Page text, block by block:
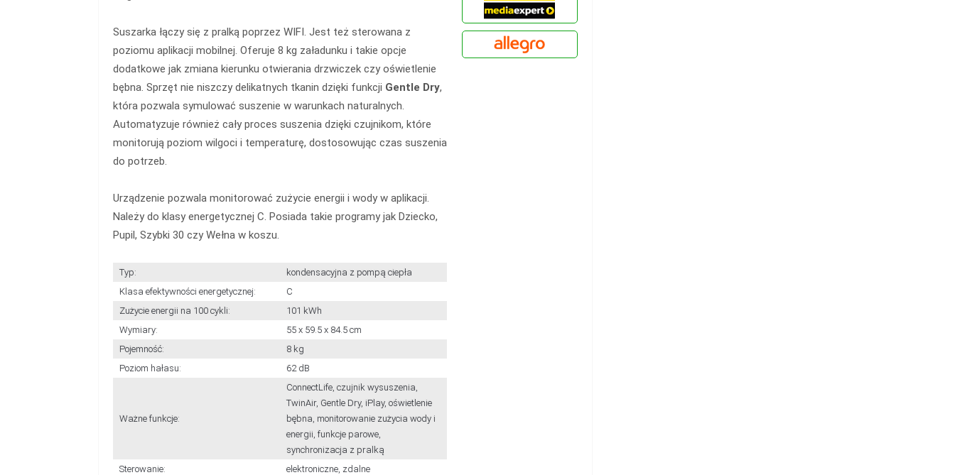
Suszarka łączy się z pralką poprzez WIFI. Jest też sterowana z
poziomu aplikacji mobilnej. Oferuje 8 kg załadunku i takie opcje
dodatkowe jak zmiana kierunku otwierania drzwiczek czy oświetlenie
bębna. Sprzęt nie niszczy delikatnych tkanin dzięki funkcji Gentle Dry,
która pozwala symulować suszenie w warunkach naturalnych.
Automatyzuje również cały proces suszenia dzięki czujnikom, które
monitorują poziom wilgoci i temperaturę, dostosowując czas suszenia
do potrzeb.
Urządzenie pozwala monitorować zużycie energii i wody w aplikacji.
Należy do klasy energetycznej C. Posiada takie programy jak Dziecko,
Pupil, Szybki 30 czy Wełna w koszu.
Typ:
kondensacyjna z pompą ciepła
Klasa efektywności energetycznej:
C
Zużycie energii na 100 cykli:
101 kWh
Wymiary:
55 x 59.5 x 84.5 cm
Pojemność:
8 kg
Poziom hałasu:
62 dB
Ważne funkcje:
ConnectLife, czujnik wysuszenia,
TwinAir, Gentle Dry, iPlay, oświetlenie
bębna, monitorowanie zużycia wody i
energii, funkcje parowe,
synchronizacja z pralką
Sterowanie:
elektroniczne, zdalne